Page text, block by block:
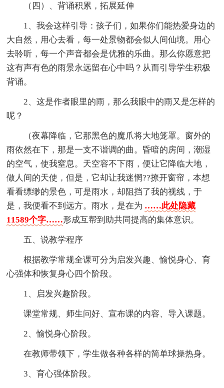
（四）、背诵积累，拓展延伸
1、我会这样引导：孩子们，如果你们能热爱身边的
大自然，用心去看，每一处景物都会似人间仙境。用心
去聆听，每一个声音都会是优雅的乐曲。那么你愿意把
这有声有色的雨景永远留在心中吗？从而引导学生积极
背诵。
2、这是作者眼里的雨，那么我眼中的雨又是怎样的
呢？
（夜幕降临，它那黑色的魔爪将大地笼罩。窗外的
雨依然在下，那是一支不谐调的曲。昏暗的房间，潮湿
的空气，使我窒息。天空容不下雨，便让它降临大地，
做人间的天使，但是，它却让我迷惘??撩开窗帘，本想
看看缥缈的景色，可是雨水，却阻挡了我的视线，于
是，我便看不到远方。雨水，是在为 ……此处隐藏
11589个字……形成互帮到助共同提高的集体意识。
五、说教学程序
根据教学常规全课可分为启发兴趣、愉悦身心、育
心强体和恢复身心四个阶段。
1、启发兴趣阶段。
课堂常规、师生问好、宣布课的内容、导入课题。
2、愉悦身心阶段。
在教师带领下，学生做各种各样的简单球操热身。
3、育心强体阶段。